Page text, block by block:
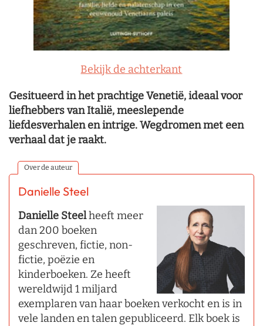
Bekijk de achterkant
Gesitueerd in het prachtige Venetië, ideaal voor
liefhebbers van Italië, meeslepende
liefdesverhalen en intrige. Wegdromen met een
verhaal dat je raakt.
Over de auteur
Danielle Steel
Danielle Steelheeft meer
dan 200 boeken
geschreven, fictie, non-
fictie, poëzie en
kinderboeken. Ze heeft
wereldwijd 1 miljard
exemplaren van haar boeken verkocht en is in
vele landen en talen gepubliceerd. Elk boek is